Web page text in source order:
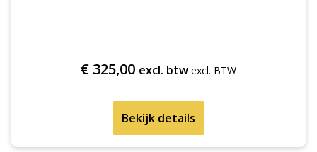
€ 325,00 excl. btw
Bekijk details